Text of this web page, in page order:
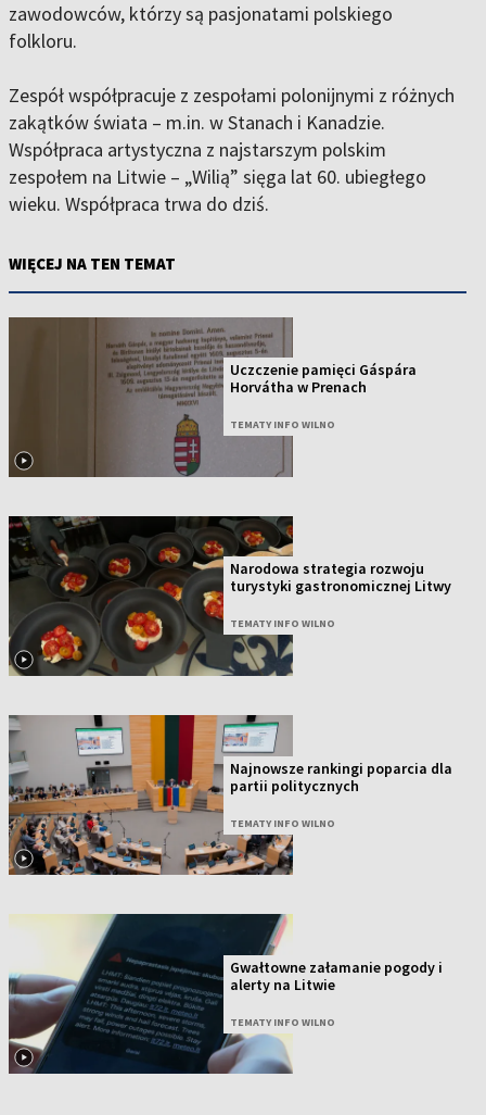
zawodowców, którzy są pasjonatami polskiego
folkloru.
Zespół współpracuje z zespołami polonijnymi z różnych
zakątków świata – m.in. w Stanach i Kanadzie.
Współpraca artystyczna z najstarszym polskim
zespołem na Litwie – „Wilią” sięga lat 60. ubiegłego
wieku. Współpraca trwa do dziś.
WIĘCEJ NA TEN TEMAT
Uczczenie pamięci Gáspára
Horvátha w Prenach
TEMATY INFO WILNO
Narodowa strategia rozwoju
turystyki gastronomicznej Litwy
TEMATY INFO WILNO
Najnowsze rankingi poparcia dla
partii politycznych
TEMATY INFO WILNO
Gwałtowne załamanie pogody i
alerty na Litwie
TEMATY INFO WILNO